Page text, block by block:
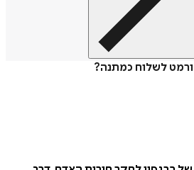
לשלוח כמתנה?